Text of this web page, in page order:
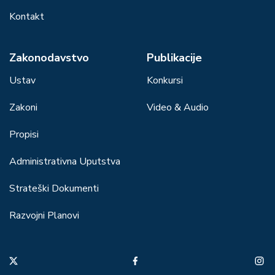
Kontakt
Zakonodavstvo
Ustav
Zakoni
Propisi
Administrativna Uputstva
Strateški Dokumenti
Razvojni Planovi
Publikacije
Konkursi
Video & Audio